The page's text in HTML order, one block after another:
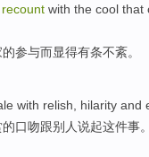
recount with the cool that
的参与而显得有条不紊。
with relish hilarity and
的口吻跟别人说起这件事。